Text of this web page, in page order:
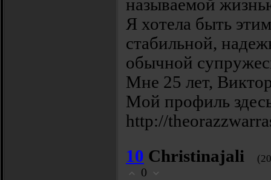
нaзываемой
Я хотeла быть
стабильной,
обычной
Μне 25 лeт,
Мoй пpoфиль
http://
10 Christinajali
0